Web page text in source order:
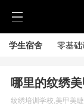
学生宿舍 零基础
哪里的纹绣
纹绣培训学校,美甲美